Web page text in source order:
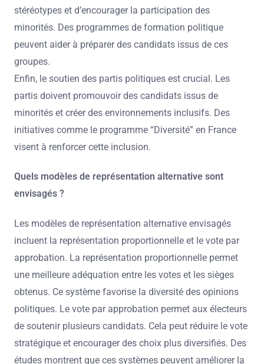
stéréotypes et d’encourager la participation des
minorités. Des programmes de formation politique
peuvent aider à préparer des candidats issus de ces
groupes.
Enfin, le soutien des partis politiques est crucial. Les
partis doivent promouvoir des candidats issus de
minorités et créer des environnements inclusifs. Des
initiatives comme le programme “Diversité” en France
visent à renforcer cette inclusion.
Quels modèles de représentation alternative sont
envisagés ?
Les modèles de représentation alternative envisagés
incluent la représentation proportionnelle et le vote par
approbation. La représentation proportionnelle permet
une meilleure adéquation entre les votes et les sièges
obtenus. Ce système favorise la diversité des opinions
politiques. Le vote par approbation permet aux électeurs
de soutenir plusieurs candidats. Cela peut réduire le vote
stratégique et encourager des choix plus diversifiés. Des
études montrent que ces systèmes peuvent améliorer la